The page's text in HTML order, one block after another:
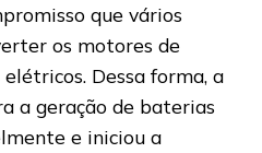
que vários
os motores de
Dessa forma, a
a geração de baterias
e iniciou a